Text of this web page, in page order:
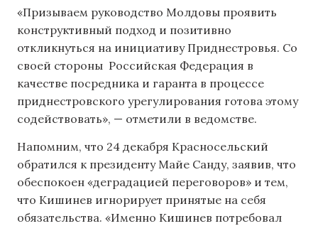
«Призываем руководство Молдовы проявить
конструктивный подход и позитивно
откликнуться на инициативу Приднестровья. Со
своей стороны Российская Федерация в
качестве посредника и гаранта в процессе
приднестровского урегулирования готова этому
содействовать», — отметили в ведомстве.
Напомним, что 24 декабря Красносельский
обратился к президенту Майе Санду, заявив, что
обеспокоен «деградацией переговоров» и тем,
что Кишинев игнорирует принятые на себя
обязательства. «Именно Кишинев потребовал